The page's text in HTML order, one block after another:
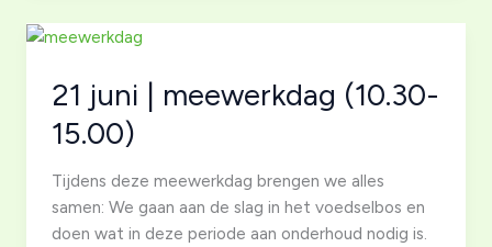
(10.30-
21 juni | meewerkdag (10.30-
15.00)
Tijdens deze meewerkdag brengen we alles
samen: We gaan aan de slag in het voedselbos en
doen wat in deze periode aan onderhoud nodig is.